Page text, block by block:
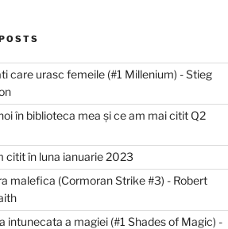
care urasc femeile (#1 Millenium) - Stieg
în biblioteca mea și ce am mai citit Q2
citit în luna ianuarie 2023
malefica (Cormoran Strike #3) - Robert
intunecata a magiei (#1 Shades of Magic) -